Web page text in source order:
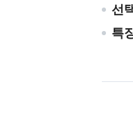
선
특